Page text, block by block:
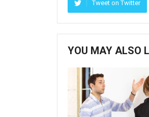
Tweet on Twitter
YOU MAY ALSO